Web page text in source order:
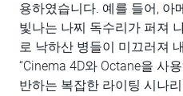
용하였습니다. 예를 들어, 아
빛나는 나찌 독수리가 퍼져
로 낙하산 병들이 미끄러져
“Cinema 4D와 Octane을 사
반하는 복잡한 라이팅 시나